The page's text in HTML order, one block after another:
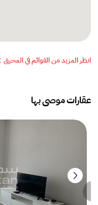
انظر المزيد من القوائم في المحرق
عقارات موصى بها